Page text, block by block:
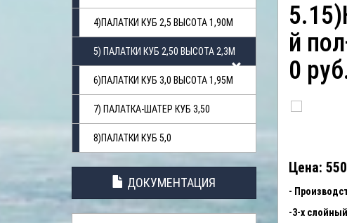
4)ПАЛАТКИ КУБ 2,5 ВЫСОТА 1,90М
5) ПАЛАТКИ КУБ 2,50 ВЫСОТА 2,3М
6)ПАЛАТКИ КУБ 3,0 ВЫСОТА 1,95М
7) ПАЛАТКА-ШАТЕР КУБ 3,50
8)ПАЛАТКИ КУБ 5,0
ДОКУМЕНТАЦИЯ
й
0
Цена:
-
-3-х слойный